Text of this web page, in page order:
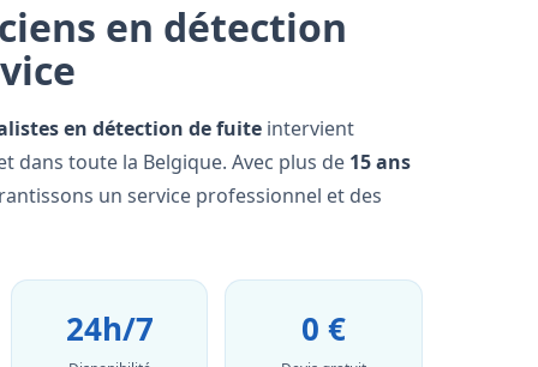
en détection
en détection de fuite intervient
dans toute la Belgique. Avec plus de 15 ans
un service professionnel et des
24h/7 0 €